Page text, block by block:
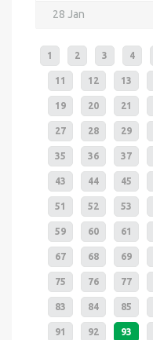
28 Jan
1 2 3 4
11 12 13
19 20 21
27 28 29
35 36 37
43 44 45
51 52 53
59 60 61
67 68 69
75 76 77
83 84 85
91 92 93